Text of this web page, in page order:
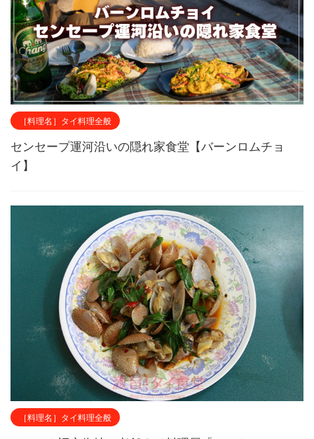
［料理名］タイ料理全般
センセープ運河沿いの隠れ家食堂【バーンロムチョ
イ】
［料理名］タイ料理全般